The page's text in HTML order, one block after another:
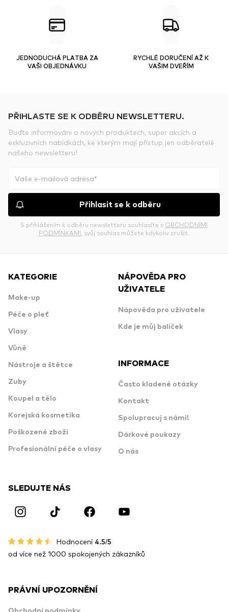
JEDNODUCHÁ PLATBA ZA
VAŠI OBJEDNÁVKU
RYCHLÉ DORUČENÍ AŽ K
VAŠIM DVEŘÍM
PŘIHLASTE SE K ODBĚRU NEWSLETTERU.
Buďte informováni o nových produktech, super akcích a
exkluzivních nabídkách, ke kterým mají přístup jen odběratelé
našeho newsletteru!
Přihlasit se k odběru
S přihlášením k odběru newsletteru souhlasíte s OBCHODNÍMI
PODMÍNKAMI , svůj souhlas můžete kdykoliv zrušit.
KATEGORIE
Make-up
Péče o pleť
Vlasy
Vůně
Nástroje a štětce
Zuby
Koupel a tělo
Korejská kosmetika
Poškozené zboží
Profesionální péče o vlasy
NÁPOVĚDA PRO
UŽIVATELE
Nápověda pro uživatele
Kde je můj balíček
INFORMACE
Často kladené otázky
Kontakt
Spolupracuj s námi!
Dárkové poukazy
O nás
SLEDUJTE NÁS
Hodnocení 4.5/5
od více než 1000 spokojených zákazníků
PRÁVNÍ UPOZORNĚNÍ